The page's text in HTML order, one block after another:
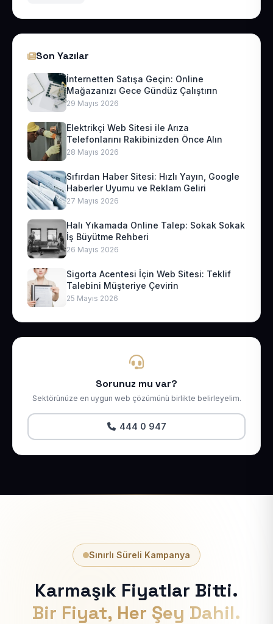
Son Yazılar
İnternetten Satışa Geçin: Online
Mağazanızı Gece Gündüz Çalıştırın
29 Mayıs 2026
Elektrikçi Web Sitesi ile Arıza
Telefonlarını Rakibinizden Önce Alın
28 Mayıs 2026
Sıfırdan Haber Sitesi: Hızlı Yayın, Google
Haberler Uyumu ve Reklam Geliri
27 Mayıs 2026
Halı Yıkamada Online Talep: Sokak Sokak
İş Büyütme Rehberi
26 Mayıs 2026
Sigorta Acentesi İçin Web Sitesi: Teklif
Talebini Müşteriye Çevirin
25 Mayıs 2026
Sorunuz mu var?
Sektörünüze en uygun web çözümünü birlikte belirleyelim.
444 0 947
Sınırlı Süreli Kampanya
Karmaşık Fiyatlar Bitti.
Bir Fiyat, Her Şey Dahil.